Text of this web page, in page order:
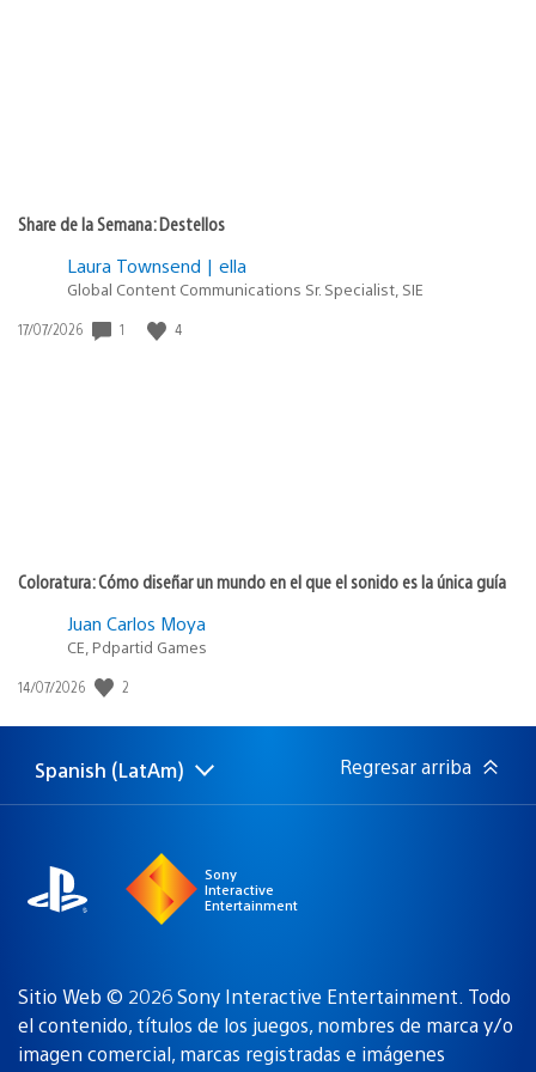
Share de la Semana: Destellos
Laura Townsend | ella
Global Content Communications Sr. Specialist, SIE
Fecha
17/07/2026 1 4
Coloratura: Cómo diseñar un mundo en el que el sonido es la única guía
Juan Carlos Moya
CE, Pdpartid Games
Fecha
publicación:
14/07/2026 2
Elige
una
Región
actual:
Spanish (LatAm) Regresar arriba
Sony
Interactive
Entertainment
Sitio Web © 2026 Sony Interactive Entertainment. Todo
el contenido, títulos de los juegos, nombres de marca y/o
imagen comercial, marcas registradas e imágenes